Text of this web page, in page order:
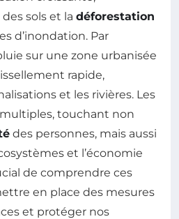
sols et la déforestation
d’inondation. Par
sur une zone urbanisée
rapide,
et les rivières. Les
touchant non
des personnes, mais aussi
et l’économie
de comprendre ces
en place des mesures
et protéger nos